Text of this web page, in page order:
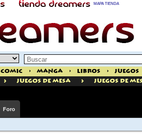
MAPA TIENDA
Comic > Manga > Libros > Juegos
> Juegos de Mesa > Juegos De
Foro